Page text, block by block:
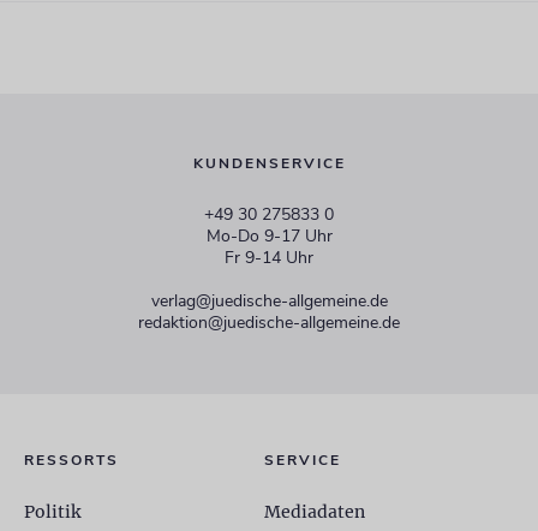
KUNDENSERVICE
+49 30 275833 0
Mo-Do 9-17 Uhr
Fr 9-14 Uhr
verlag@juedische-allgemeine.de
redaktion@juedische-allgemeine.de
RESSORTS
Politik
SERVICE
Mediadaten